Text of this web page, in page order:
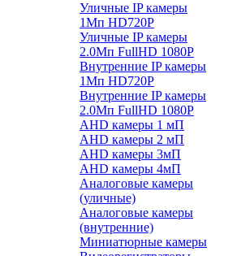
Уличные IP камеры
1Мп HD720P
Уличные IP камеры
2.0Мп FullHD 1080P
Внутренние IP камеры
1Мп HD720P
Внутренние IP камеры
2.0Мп FullHD 1080P
AHD камеры 1 мП
AHD камеры 2 мП
AHD камеры 3мП
AHD камеры 4мП
Аналоговые камеры
(уличные)
Аналоговые камеры
(внутренние)
Миниатюрные камеры